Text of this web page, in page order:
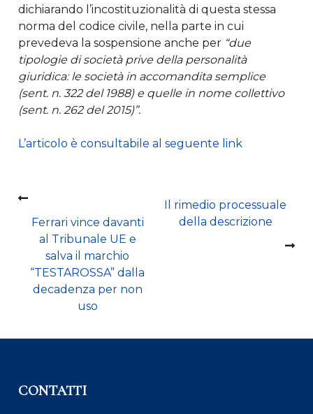
dichiarando l’incostituzionalità di questa stessa
norma del codice civile, nella parte in cui
prevedeva la sospensione anche per “due
tipologie di società prive della personalità
giuridica: le società in accomandita semplice
(sent. n. 322 del 1988) e quelle in nome collettivo
(sent. n. 262 del 2015)”.
L’articolo è consultabile al seguente link
Navigazione
articoli
Ferrari vince davanti
al Tribunale UE e
salva il marchio
“TESTAROSSA” dalla
decadenza per non
uso
Il rimedio processuale
della descrizione
CONTATTI